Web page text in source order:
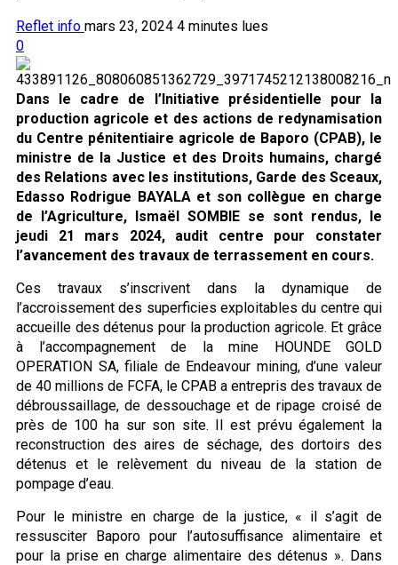
Reflet info mars 23, 2024 4 minutes lues
0
Dans le cadre de l’Initiative présidentielle pour la
production agricole et des actions de redynamisation
du Centre pénitentiaire agricole de Baporo (CPAB), le
ministre de la Justice et des Droits humains, chargé
des Relations avec les institutions, Garde des Sceaux,
Edasso Rodrigue BAYALA et son collègue en charge
de l’Agriculture, Ismaël SOMBIE se sont rendus, le
jeudi 21 mars 2024, audit centre pour constater
l’avancement des travaux de terrassement en cours.
Ces travaux s’inscrivent dans la dynamique de
l’accroissement des superficies exploitables du centre qui
accueille des détenus pour la production agricole. Et grâce
à l’accompagnement de la mine HOUNDE GOLD
OPERATION SA, filiale de Endeavour mining, d’une valeur
de 40 millions de FCFA, le CPAB a entrepris des travaux de
débroussaillage, de dessouchage et de ripage croisé de
près de 100 ha sur son site. Il est prévu également la
reconstruction des aires de séchage, des dortoirs des
détenus et le relèvement du niveau de la station de
pompage d’eau.
Pour le ministre en charge de la justice, « il s’agit de
ressusciter Baporo pour l’autosuffisance alimentaire et
pour la prise en charge alimentaire des détenus ». Dans